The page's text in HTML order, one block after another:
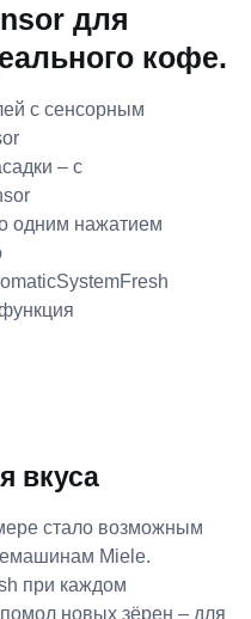
для
кофе.
с сенсорным
– c
одним нажатием
вкуса
стало возможным
Miele.
при каждом
новых зёрен – для